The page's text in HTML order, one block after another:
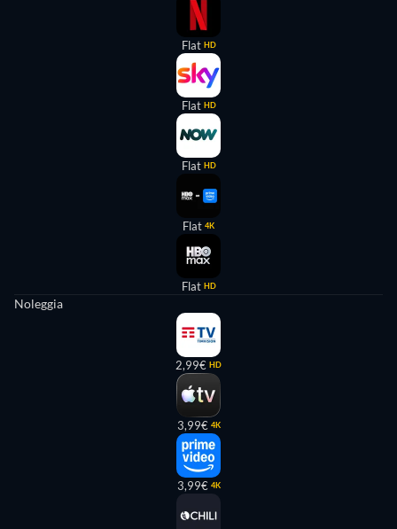
Flat HD
Flat HD
Flat HD
Flat 4K
Flat HD
Noleggia
2,99€ HD
3,99€ 4K
3,99€ 4K